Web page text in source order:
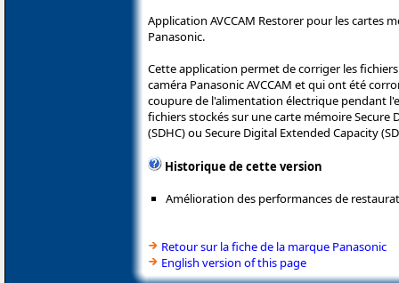
Application AVCCAM Restorer pour les cartes
Panasonic.
Cette application permet de corriger les
caméra Panasonic AVCCAM et qui ont été
coupure de l'alimentation électrique pendant
fichiers stockés sur une carte mémoire Secure
(SDHC) ou Secure Digital Extended Capacity
Historique de cette version
Amélioration des performances de
Retour sur la fiche de la marque Panasonic
English version of this page